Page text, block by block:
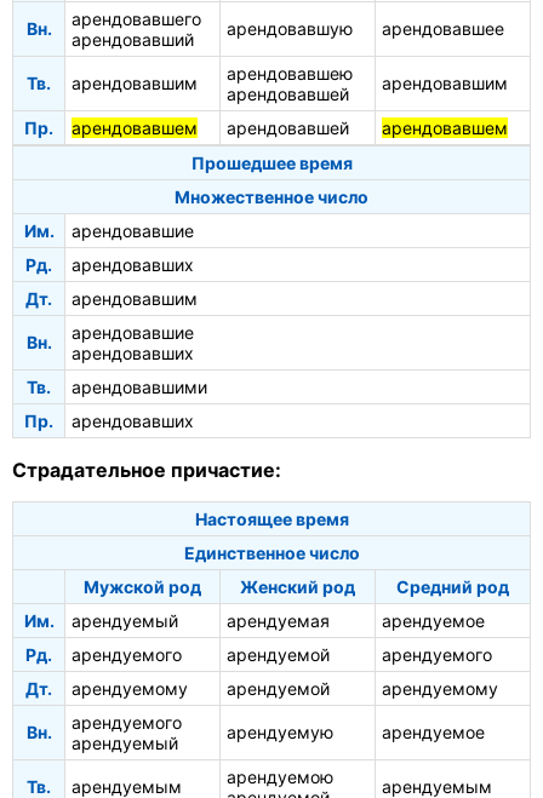
Вн.
арендовавшего
арендовавший
арендовавшую арендовавшее
Тв. арендовавшим
арендовавшею
арендовавшей
арендовавшим
Пр. арендовавшем арендовавшей
арендовавшем
Прошедшее время
Множественное число
Им.
арендовавшие
Рд.
арендовавших
Дт.
арендовавшим
Вн.
арендовавшие
арендовавших
Тв.
арендовавшими
Пр.
арендовавших
Страдательное причастие:
Настоящее время
Единственное число
Мужской род
Женский род
Средний род
Им.
арендуемый арендуемая
арендуемое
Рд.
арендуемого арендуемой
арендуемого
Дт.
арендуемому арендуемой арендуемому
Вн.
арендуемого
арендуемый
арендуемую арендуемое
Тв. арендуемым
арендуемою
арендуемым